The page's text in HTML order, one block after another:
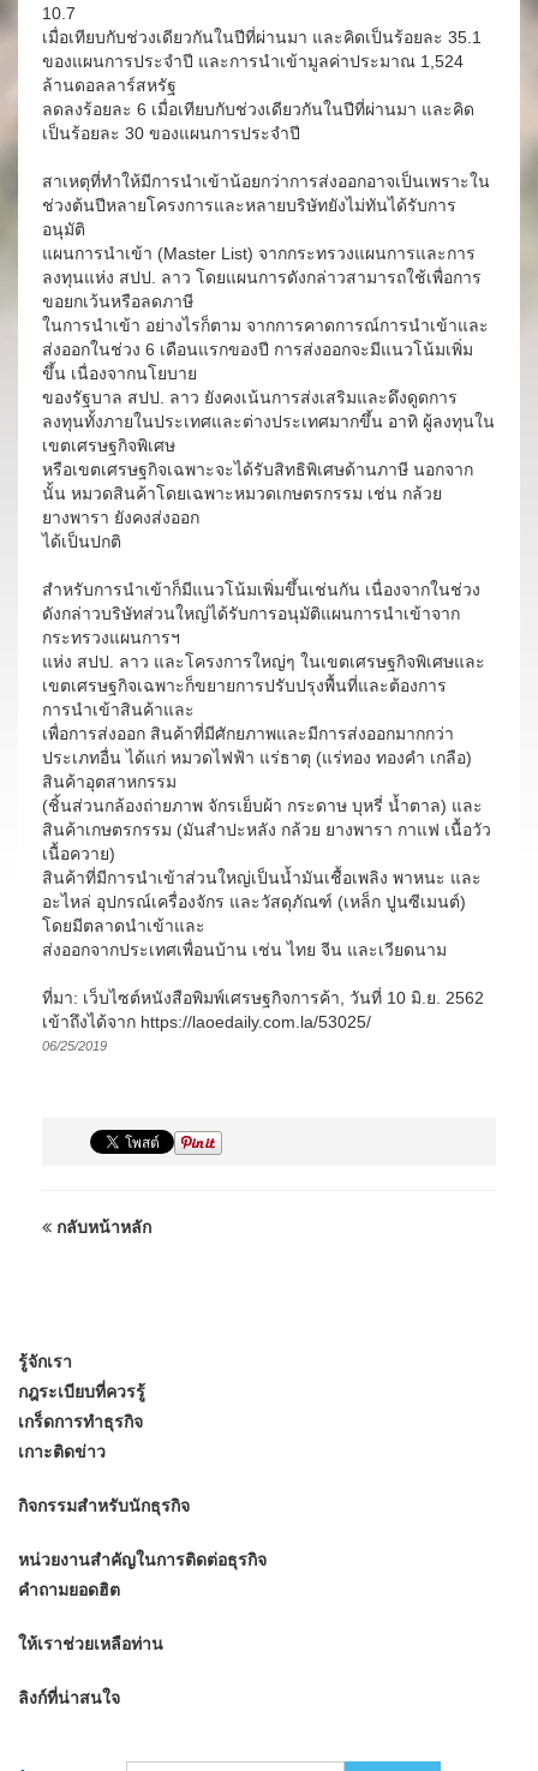
10.7
เมื่อเทียบกับช่วงเดียวกันในปีที่ผ่านมา และคิดเป็นร้อยละ 35.1
ของแผนการประจำปี และการนำเข้ามูลค่าประมาณ 1,524
ล้านดอลลาร์สหรัฐ
ลดลงร้อยละ 6 เมื่อเทียบกับช่วงเดียวกันในปีที่ผ่านมา และคิด
เป็นร้อยละ 30 ของแผนการประจำปี
สาเหตุที่ทำให้มีการนำเข้าน้อยกว่าการส่งออกอาจเป็นเพราะใน
ช่วงต้นปีหลายโครงการและหลายบริษัทยังไม่ทันได้รับการ
อนุมัติ
แผนการนำเข้า (Master List) จากกระทรวงแผนการและการ
ลงทุนแห่ง สปป. ลาว โดยแผนการดังกล่าวสามารถใช้เพื่อการ
ขอยกเว้นหรือลดภาษี
ในการนำเข้า อย่างไรก็ตาม จากการคาดการณ์การนำเข้าและ
ส่งออกในช่วง 6 เดือนแรกของปี การส่งออกจะมีแนวโน้มเพิ่ม
ขึ้น เนื่องจากนโยบาย
ของรัฐบาล สปป. ลาว ยังคงเน้นการส่งเสริมและดึงดูดการ
ลงทุนทั้งภายในประเทศและต่างประเทศมากขึ้น อาทิ ผู้ลงทุนใน
เขตเศรษฐกิจพิเศษ
หรือเขตเศรษฐกิจเฉพาะจะได้รับสิทธิพิเศษด้านภาษี นอกจาก
นั้น หมวดสินค้าโดยเฉพาะหมวดเกษตรกรรม เช่น กล้วย
ยางพารา ยังคงส่งออก
ได้เป็นปกติ
สำหรับการนำเข้าก็มีแนวโน้มเพิ่มขึ้นเช่นกัน เนื่องจากในช่วง
ดังกล่าวบริษัทส่วนใหญ่ได้รับการอนุมัติแผนการนำเข้าจาก
กระทรวงแผนการฯ
แห่ง สปป. ลาว และโครงการใหญ่ๆ ในเขตเศรษฐกิจพิเศษและ
เขตเศรษฐกิจเฉพาะก็ขยายการปรับปรุงพื้นที่และต้องการ
การนำเข้าสินค้าและ
เพื่อการส่งออก สินค้าที่มีศักยภาพและมีการส่งออกมากกว่า
ประเภทอื่น ได้แก่ หมวดไฟฟ้า แร่ธาตุ (แร่ทอง ทองคำ เกลือ)
สินค้าอุตสาหกรรม
(ชิ้นส่วนกล้องถ่ายภาพ จักรเย็บผ้า กระดาษ บุหรี่ น้ำตาล) และ
สินค้าเกษตรกรรม (มันสำปะหลัง กล้วย ยางพารา กาแฟ เนื้อวัว
เนื้อควาย)
สินค้าที่มีการนำเข้าส่วนใหญ่เป็นน้ำมันเชื้อเพลิง พาหนะ และ
อะไหล่ อุปกรณ์เครื่องจักร และวัสดุภัณฑ์ (เหล็ก ปูนซีเมนต์)
โดยมีตลาดนำเข้าและ
ส่งออกจากประเทศเพื่อนบ้าน เช่น ไทย จีน และเวียดนาม
ที่มา: เว็บไซต์หนังสือพิมพ์เศรษฐกิจการค้า, วันที่ 10 มิ.ย. 2562
เข้าถึงได้จาก https://laoedaily.com.la/53025/
06/25/2019
กลับหน้าหลัก
รู้จักเรา
กฎระเบียบที่ควรรู้
เกร็ดการทำธุรกิจ
เกาะติดข่าว
กิจกรรมสำหรับนักธุรกิจ
หน่วยงานสำคัญในการติดต่อธุรกิจ
คำถามยอดฮิต
ให้เราช่วยเหลือท่าน
ลิงก์ที่น่าสนใจ